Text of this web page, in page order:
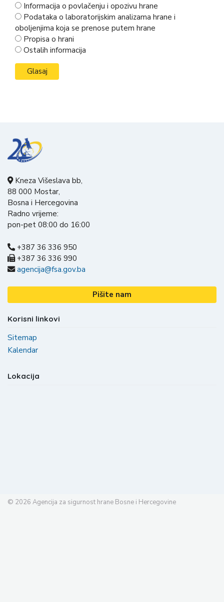
Informacija o povlačenju i opozivu hrane
Podataka o laboratorijskim analizama hrane i
oboljenjima koja se prenose putem hrane
Propisa o hrani
Ostalih informacija
Kneza Višeslava bb,
88 000 Mostar,
Bosna i Hercegovina
Radno vrijeme:
pon-pet 08:00 do 16:00
+387 36 336 950
+387 36 336 990
agencija@fsa.gov.ba
Pišite nam
Korisni linkovi
Sitemap
Kalendar
Lokacija
© 2026 Agencija za sigurnost hrane Bosne i Hercegovine